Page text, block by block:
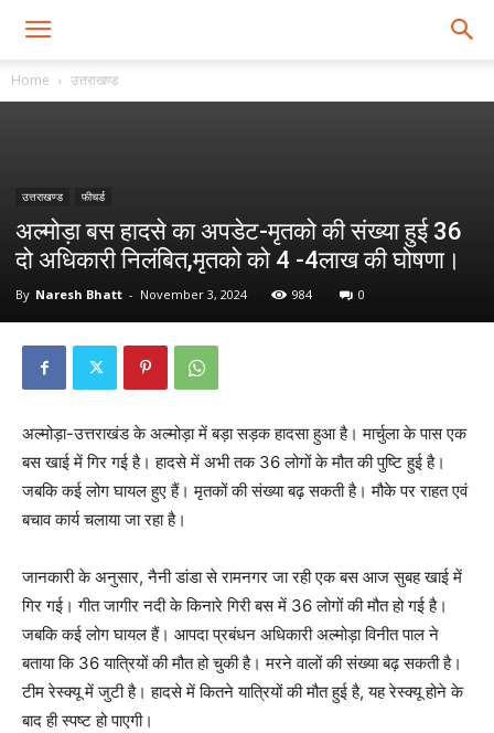
Home उत्तराखण्ड
उत्तराखण्ड फीचर्ड
अल्मोड़ा बस हादसे का अपडेट-मृतको की संख्या हुई 36
दो अधिकारी निलंबित,मृतको को 4 -4लाख की घोषणा।
By Naresh Bhatt - November 3, 2024 984 0
अल्मोड़ा-उत्तराखंड के अल्मोड़ा में बड़ा सड़क हादसा हुआ है। मार्चुला के पास एक
बस खाई में गिर गई है। हादसे में अभी तक 36 लोगों के मौत की पुष्टि हुई है।
जबकि कई लोग घायल हुए हैं। मृतकों की संख्या बढ़ सकती है। मौके पर राहत एवं
बचाव कार्य चलाया जा रहा है।
जानकारी के अनुसार, नैनी डांडा से रामनगर जा रही एक बस आज सुबह खाई में
गिर गई। गीत जागीर नदी के किनारे गिरी बस में 36 लोगों की मौत हो गई है।
जबकि कई लोग घायल हैं। आपदा प्रबंधन अधिकारी अल्मोड़ा विनीत पाल ने
बताया कि 36 यात्रियों की मौत हो चुकी है। मरने वालों की संख्या बढ़ सकती है।
टीम रेस्क्यू में जुटी है। हादसे में कितने यात्रियों की मौत हुई है, यह रेस्क्यू होने के
बाद ही स्पष्ट हो पाएगी।